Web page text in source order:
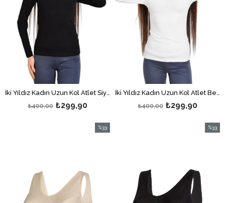
₺299,90
₺400,00 ₺299,90
₺400,00
%33
%33